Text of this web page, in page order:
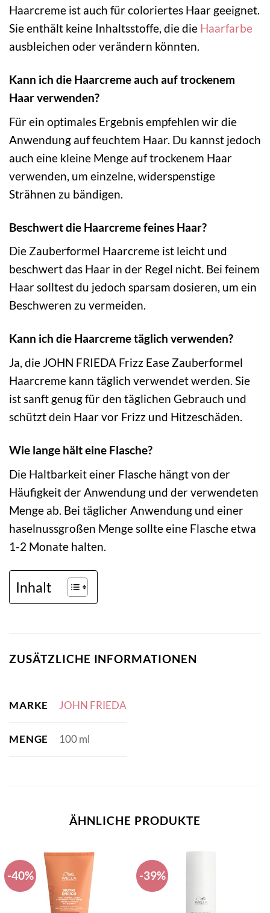
Haarcreme ist auch für coloriertes Haar geeignet.
Sie enthält keine Inhaltsstoffe, die die Haarfarbe
ausbleichen oder verändern könnten.
Kann ich die Haarcreme auch auf trockenem
Haar verwenden?
Für ein optimales Ergebnis empfehlen wir die
Anwendung auf feuchtem Haar. Du kannst jedoch
auch eine kleine Menge auf trockenem Haar
verwenden, um einzelne, widerspenstige
Strähnen zu bändigen.
Beschwert die Haarcreme feines Haar?
Die Zauberformel Haarcreme ist leicht und
beschwert das Haar in der Regel nicht. Bei feinem
Haar solltest du jedoch sparsam dosieren, um ein
Beschweren zu vermeiden.
Kann ich die Haarcreme täglich verwenden?
Ja, die JOHN FRIEDA Frizz Ease Zauberformel
Haarcreme kann täglich verwendet werden. Sie
ist sanft genug für den täglichen Gebrauch und
schützt dein Haar vor Frizz und Hitzeschäden.
Wie lange hält eine Flasche?
Die Haltbarkeit einer Flasche hängt von der
Häufigkeit der Anwendung und der verwendeten
Menge ab. Bei täglicher Anwendung und einer
haselnussgroßen Menge sollte eine Flasche etwa
1-2 Monate halten.
Inhalt
ZUSÄTZLICHE INFORMATIONEN
MARKE JOHN FRIEDA
MENGE 100 ml
ÄHNLICHE PRODUKTE
-40% -39%